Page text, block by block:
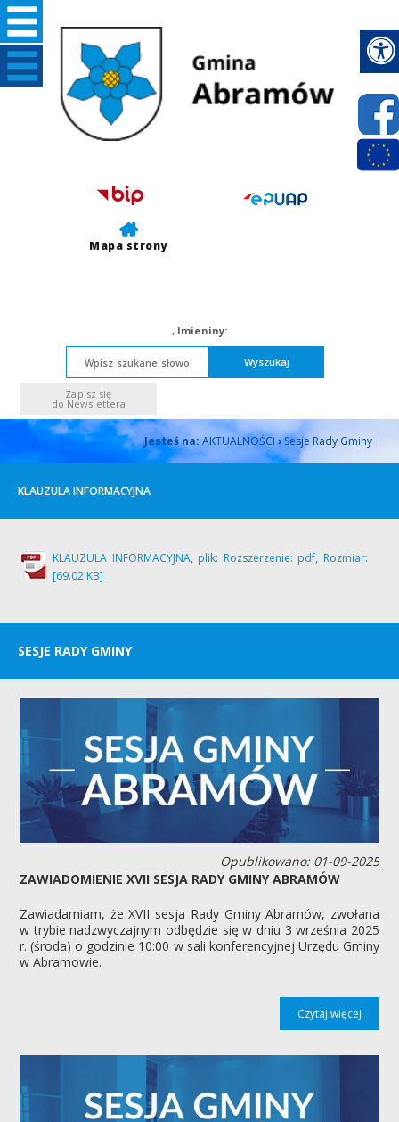
Mapa strony
, Imieniny:
Wyszukaj
Zapisz się
do Newslettera
Jesteś na:AKTUALNOŚCI ›Sesje Rady Gminy
KLAUZULA INFORMACYJNA
KLAUZULA INFORMACYJNA, plik: Rozszerzenie: pdf, Rozmiar:
[69.02 KB]
SESJE RADY GMINY
Opublikowano: 01-09-2025
ZAWIADOMIENIE XVII SESJA RADY GMINY ABRAMÓW
Zawiadamiam, że XVII sesja Rady Gminy Abramów, zwołana
w trybie nadzwyczajnym odbędzie się w dniu 3 września 2025
r. (środa) o godzinie 10:00 w sali konferencyjnej Urzędu Gminy
w Abramowie.
Czytaj więcej